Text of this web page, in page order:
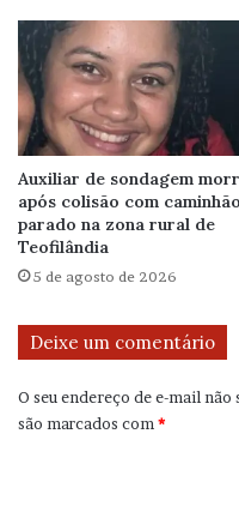
Auxiliar de sondagem
após colisão com caminhão
parado na zona rural de
Teofilândia
5 de agosto de 2026
Deixe um comentário
O seu endereço de e-mail
são marcados com*